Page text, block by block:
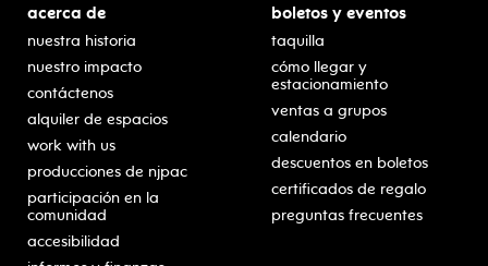
acerca de
nuestra historia
nuestro impacto
contáctenos
alquiler de espacios
work with us
producciones de njpac
participación en la
comunidad
accesibilidad
boletos y eventos
taquilla
cómo llegar y
estacionamiento
ventas a grupos
calendario
descuentos en boletos
certificados de regalo
preguntas frecuentes